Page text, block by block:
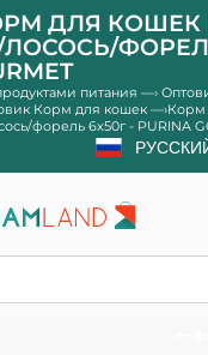
ДЛЯ КОШЕК
ЛОСОСЬ/
питания —›
Корм для кошек —›Корм
форель 6х50г - PURINA
Чтобы